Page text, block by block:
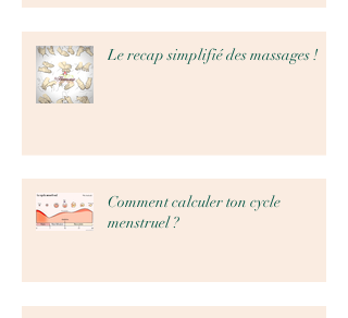
Le recap simplifié des massages !
Comment calculer ton cycle
menstruel ?